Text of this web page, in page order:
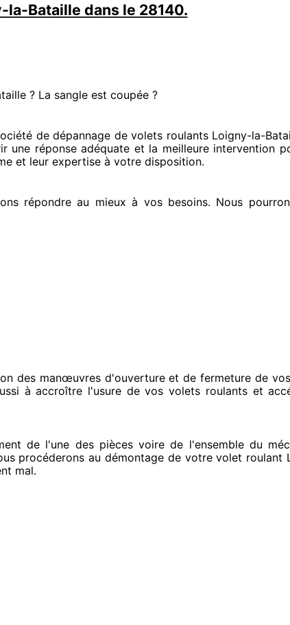
Bataille dans le 28140.
? La sangle est coupée ?
de dépannage de volets roulants Loigny-la-
une réponse adéquate et la meilleure intervention
et leur expertise à votre disposition.
répondre au mieux à vos besoins. Nous
des manœuvres d'ouverture et de fermeture de
à accroître l'usure de vos volets roulants et
de l'une des pièces voire de l'ensembledu
procéderons au démontage de votre volet roulant
mal.